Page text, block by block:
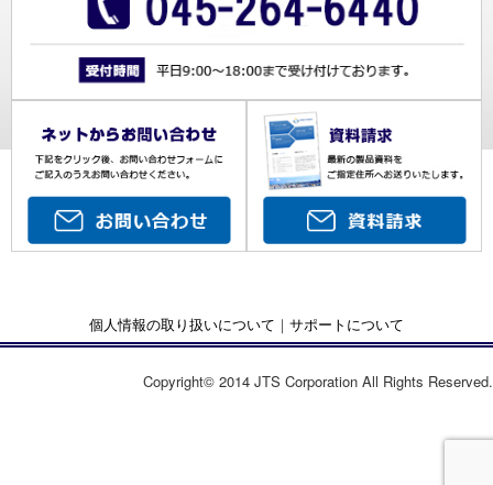
個人情報の取り扱いについて ｜ サポートについて
Copyright© 2014 JTS Corporation All Rights Reserved.